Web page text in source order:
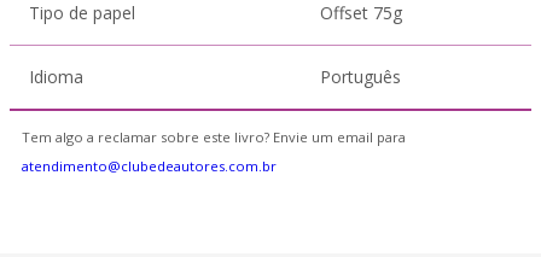
Tipo de papel Offset 75g
Idioma Português
Tem algo a reclamar sobre este livro? Envie um email para
atendimento@clubedeautores.com.br